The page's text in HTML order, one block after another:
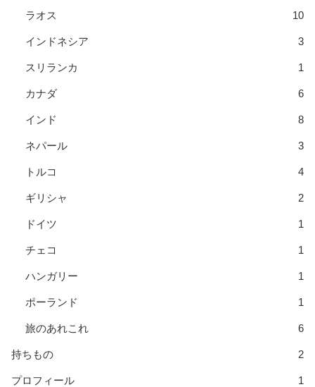
ラオス 10
インドネシア 3
スリランカ 1
カナダ 6
インド 8
ネパール 3
トルコ 4
ギリシャ 2
ドイツ 1
チェコ 1
ハンガリー 1
ポーランド 1
旅のあれこれ 6
持ちもの 2
プロフィール 1